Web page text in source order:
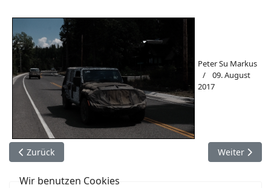
Peter Su Markus
09. August
2017
Vorheriger Beitrag: Die Chopper des Arlen Ness
Zurück Nächster
Weiter
Wir benutzen Cookies